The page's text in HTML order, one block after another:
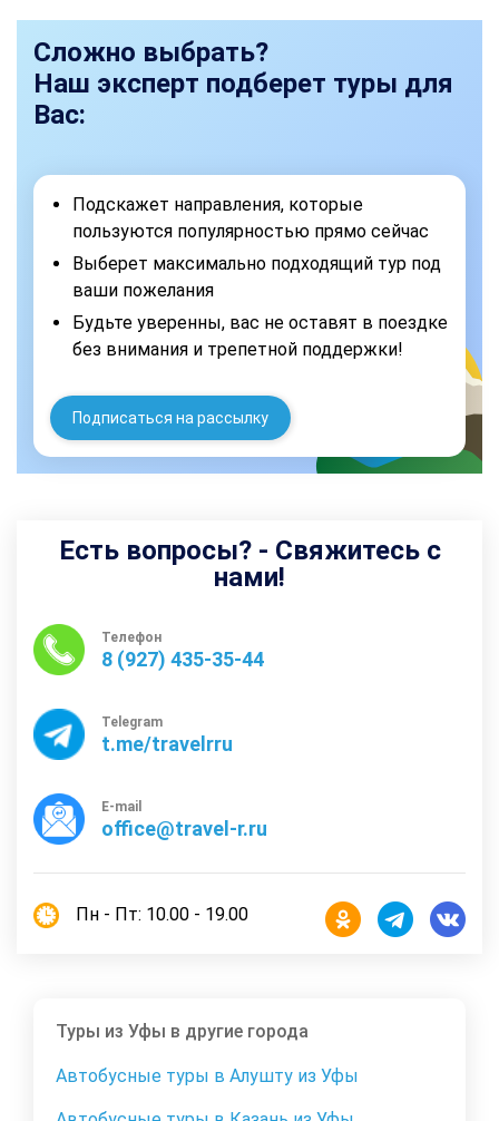
Сложно выбрать?
Наш эксперт подберет туры для
Вас:
Подскажет направления, которые
пользуются популярностью прямо сейчас
Выберет максимально подходящий тур под
ваши пожелания
Будьте уверенны, вас не оставят в поездке
без внимания и трепетной поддержки!
Подписаться на рассылку
Есть вопросы? - Свяжитесь с
нами!
Телефон
8 (927) 435-35-44
Telegram
t.me/travelrru
E-mail
office@travel-r.ru
Пн - Пт: 10.00 - 19.00
Туры из Уфы в другие города
Автобусные туры в Алушту из Уфы